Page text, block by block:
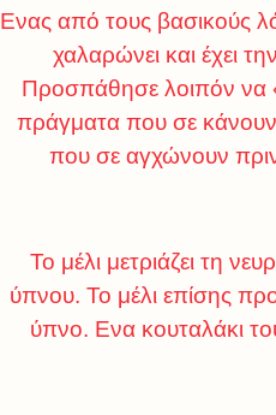
Ενας από τους βασικούς
χαλαρώνει και έχει
Προσπάθησε λοιπόν να
πράγματα που σε
που σε αγχώνουν
Το μέλι μετριάζει τη
ύπνου. Το μέλι επίσης
ύπνο. Ενα κουταλάκι